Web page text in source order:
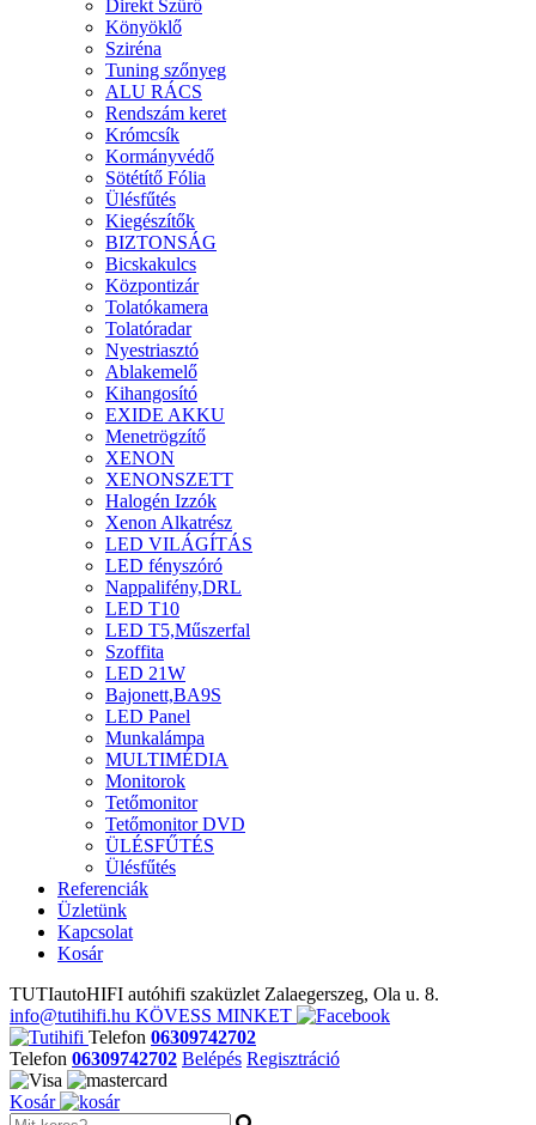
Direkt Szűrő
Könyöklő
Sziréna
Tuning szőnyeg
ALU RÁCS
Rendszám keret
Krómcsík
Kormányvédő
Sötétítő Fólia
Ülésfűtés
Kiegészítők
BIZTONSÁG
Bicskakulcs
Központizár
Tolatókamera
Tolatóradar
Nyestriasztó
Ablakemelő
Kihangosító
EXIDE AKKU
Menetrögzítő
XENON
XENONSZETT
Halogén Izzók
Xenon Alkatrész
LED VILÁGÍTÁS
LED fényszóró
Nappalifény,DRL
LED T10
LED T5,Műszerfal
Szoffita
LED 21W
Bajonett,BA9S
LED Panel
Munkalámpa
MULTIMÉDIA
Monitorok
Tetőmonitor
Tetőmonitor DVD
ÜLÉSFŰTÉS
Ülésfűtés
Referenciák
Üzletünk
Kapcsolat
Kosár
TUTIautoHIFI autóhifi szaküzlet Zalaegerszeg, Ola u. 8.
info@tutihifi.hu KÖVESS MINKET
Telefon 06309742702
Telefon 06309742702 Belépés Regisztráció
Kosár